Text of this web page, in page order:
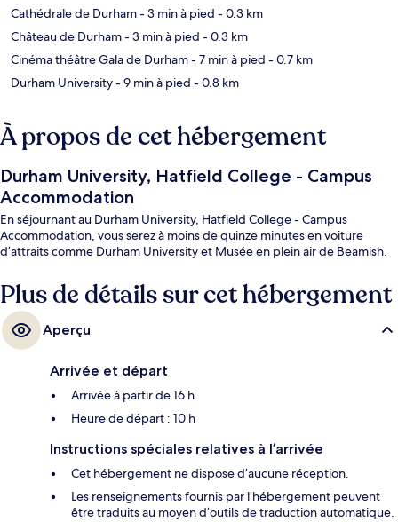
Cathédrale de Durham- 3 min à pied - 0.3 km
Château de Durham- 3 min à pied - 0.3 km
Cinéma théâtre Gala de Durham- 7 min à pied - 0.7 km
Durham University- 9 min à pied - 0.8 km
À propos de cet hébergement
Durham University, Hatfield College - Campus
Accommodation
En séjournant au Durham University, Hatfield College - Campus
Accommodation, vous serez à moins de quinze minutes en voiture
d’attraits comme Durham University et Musée en plein air de Beamish.
Plus de détails sur cet hébergement
Aperçu
Arrivée et départ
Arrivée à partir de 16 h
Heure de départ : 10 h
Instructions spéciales relatives à l’arrivée
Cet hébergement ne dispose d’aucune réception.
Les renseignements fournis par l’hébergement peuvent
être traduits au moyen d’outils de traduction automatique.